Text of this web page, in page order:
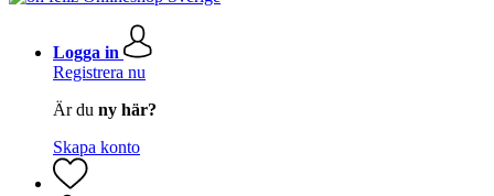
Logga in
Registrera nu
Är du ny här?
Skapa konto